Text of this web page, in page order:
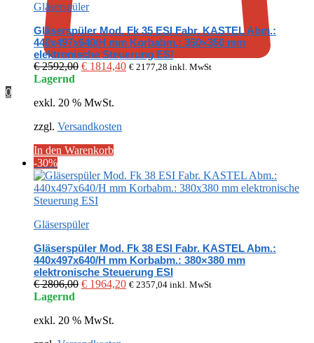
0
Gläserspüler
Gläserspüler Mod. Fk 35 ESI Fabr. KASTEL Abm.:
440x497x640/H mm Korbabm.: 350×350 mm
elektronische Steuerung ESI
€2592,00 Ursprünglicher
€ 2592,00
€ 1814,40Aktueller
€ 2177,28 inkl. MwSt
Lagernd
exkl. 20 % MwSt.
zzgl. Versandkosten
In den Warenkorb
-30%
Gläserspüler
Gläserspüler Mod. Fk 38 ESI Fabr. KASTEL Abm.:
440x497x640/H mm Korbabm.: 380×380 mm
elektronische Steuerung ESI
€2806,00 Ursprünglicher
€ 2806,00
€ 1964,20Aktueller
€ 2357,04 inkl. MwSt
Lagernd
exkl. 20 % MwSt.